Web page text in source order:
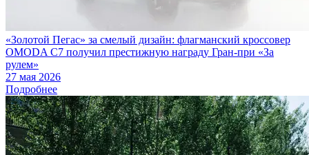
«Золотой Пегас» за смелый дизайн: флагманский кроссовер
OMODA C7 получил престижную награду Гран-при «За
рулем»
27 мая 2026
Подробнее